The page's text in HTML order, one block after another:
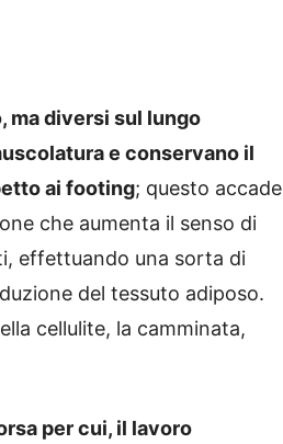
ma diversi sul lungo
e conservano il
ai footing; questo accade
che aumenta il senso di
effettuando una sorta di
del tessuto adiposo.
cellulite, la camminata,
per cui, il lavoro